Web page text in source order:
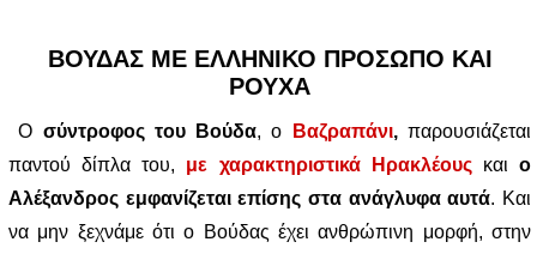
ΒΟΥΔΑΣ ΜΕ ΕΛΛΗΝΙΚΟ ΠΡΟΣΩΠΟ ΚΑΙ
ΡΟΥΧΑ
Ο σύντροφος του Βούδα, ο Βαζραπάνι,παρουσιάζεται
παντού δίπλα του, με χαρακτηριστικά Ηρακλέους καιο
Αλέξανδρος εμφανίζεται επίσης στα ανάγλυφα αυτά. Και
να μην ξεχνάμε ότι ο Βούδας έχει ανθρώπινη μορφή, στην